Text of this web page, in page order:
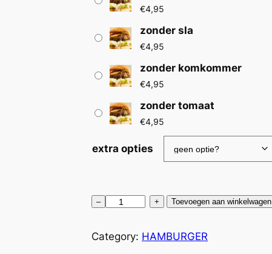
€4,95
zonder sla
€4,95
zonder komkommer
€4,95
zonder tomaat
€4,95
extra opties
–
H
m
+ Toevoegen aan winkelwagen
Category: HAMBURGER